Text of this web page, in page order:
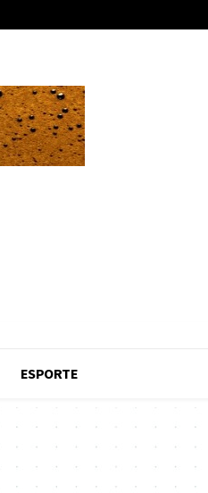
ESPORTE